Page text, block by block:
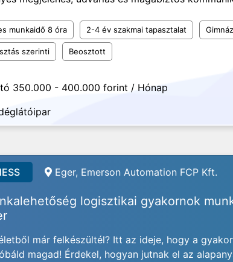
munkaidő 8 óra 2-4 év szakmai tapasztalat
szerinti Beosztott
350.000 - 400.000 forint / Hónap
Eger, Emerson Automation FCP Kft.
logisztikai gyakornok
már felkészültél? Itt az ideje, hogy a
magad! Érdekel, hogyan jutnak el az